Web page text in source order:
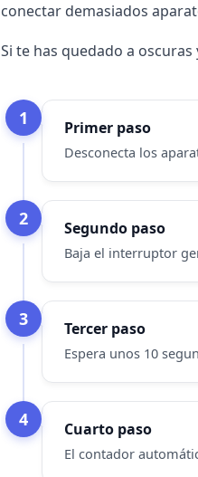
conectar demasiados
Si te has quedado a
1 Primer paso
Desconecta los
2 Segundo paso
Baja el interruptor
3 Tercer paso
Espera unos 10
4 Cuarto paso
El contador